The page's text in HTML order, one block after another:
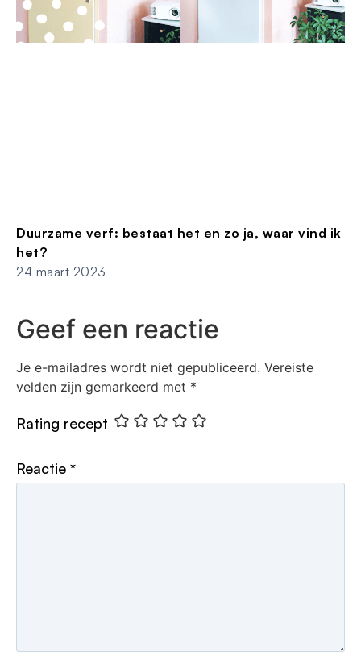
Duurzame verf: bestaat het en zo ja, waar vind ik
het?
24 maart 2023
Geef een reactie
Je e-mailadres wordt niet gepubliceerd. Vereiste
velden zijn gemarkeerd met *
Rating recept
Reactie *